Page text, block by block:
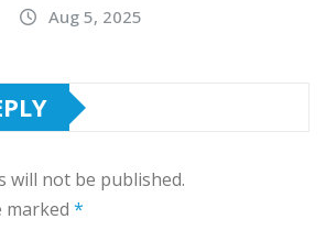
Aug 5, 2025
will not be published.
marked *